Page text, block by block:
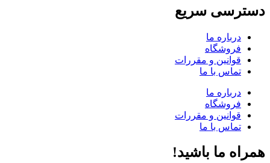
دسترسی سریع
درباره ما
فروشگاه
قوانین و مقررات
تماس با ما
درباره ما
فروشگاه
قوانین و مقررات
تماس با ما
همراه ما باشید!